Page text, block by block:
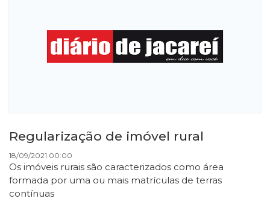
Regularização de imóvel rural
18/09/2021 00:00
Os imóveis rurais são caracterizados como área
formada por uma ou mais matrículas de terras
contínuas